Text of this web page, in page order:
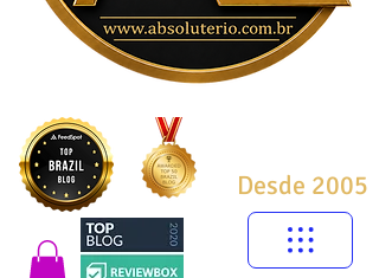
Desde 2005